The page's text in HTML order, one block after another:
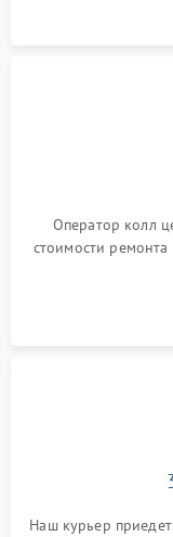
Оператор колл
стоимости ремонта
Наш курьер